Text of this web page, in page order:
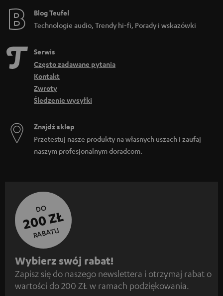
Blog Teufel
Technologie audio, Trendy hi-fi, Porady i wskazówki
Serwis
Często zadawane pytania
Kontakt
Zwroty
Śledzenie wysyłki
Znajdź sklep
Przetestuj nasze produkty na własnych uszach i zaufaj
naszym profesjonalnym doradcom.
DO
200 ZŁ
RABATU
Z
a
p
Wybierz swój rabat!
Zapisz się do naszego newslettera i otrzymaj rabat o
wartości do 200 ZŁ w ramach podziękowania.